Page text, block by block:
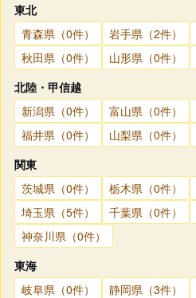
東北
青森県（0件）
岩手県（2件）
秋田県（0件）
山形県（0件）
北陸・甲信越
新潟県（0件）
富山県（0件）
福井県（0件）
山梨県（0件）
関東
茨城県（0件）
栃木県（0件）
埼玉県（5件）
千葉県（0件）
神奈川県（0件）
東海
岐阜県（0件）
静岡県（3件）